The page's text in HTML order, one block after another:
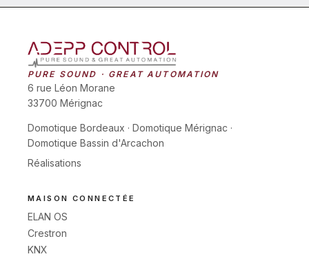
PURE SOUND · GREAT AUTOMATION
6 rue Léon Morane
33700 Mérignac
Domotique Bordeaux · Domotique Mérignac ·
Domotique Bassin d'Arcachon
Réalisations
MAISON CONNECTÉE
ELAN OS
Crestron
KNX